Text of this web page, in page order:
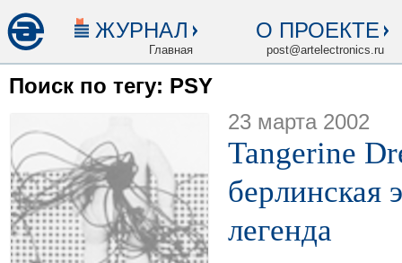
ЖУРНАЛ
Главная
О ПРОЕКТЕ
post@artelectronics.ru
Поиск по тегу: PSY
23 марта 2002
Tangerine
берлинская
легенда